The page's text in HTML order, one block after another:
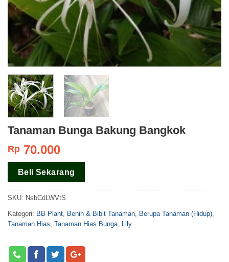
Tanaman Bunga Bakung Bangkok
Rp 70.000
Beli Sekarang
SKU: NsbCdLWVtS
Kategori: BB Plant, Benih & Bibit Tanaman, Berupa Tanaman (Hidup),
Tanaman Hias, Tanaman Hias Bunga, Lily